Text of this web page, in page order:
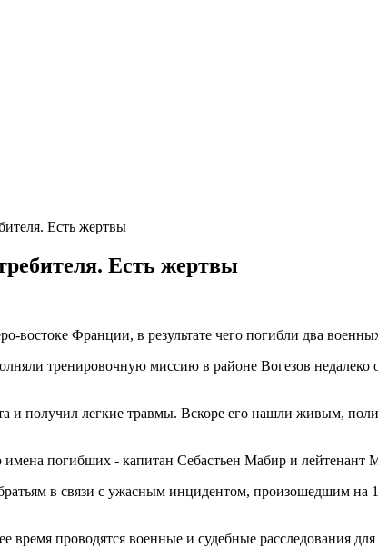
Есть жертвы
Есть жертвы
востоке Франции, в результате чего погибли два
тренировочную миссию в районе Вогезов недалеко
и получил легкие травмы. Вскоре его нашли живым,
погибших - капитан Себастьен Мабир и лейтенант
в связи с ужасным инцидентом, произошедшим
проводятся военные и судебные расследования